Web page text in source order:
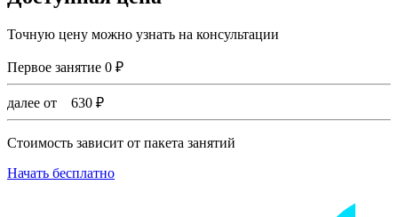
Точную цену можно узнать на консультации
Первое занятие 0 ₽
далее от 630 ₽
Стоимость зависит от пакета занятий
Начать бесплатно